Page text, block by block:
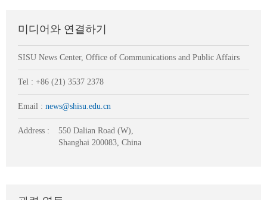
미디어와 연결하기
SISU News Center, Office of Communications and Public Affairs
Tel : +86 (21) 3537 2378
Email : news@shisu.edu.cn
Address :
550 Dalian Road (W),
Shanghai 200083, China